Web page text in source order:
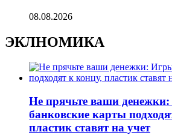
08.08.2026
ЭКЛНОМИКА
Не прячьте ваши
банковские карты
пластик ставят на учет